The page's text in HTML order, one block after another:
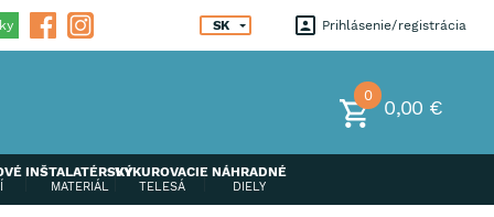
Prihlásenie registrácia
SK
0
0,00 €
INŠTALATÉRSKÝ
MATERIÁL
VYKUROVACIE
TELESÁ
NÁHRADNÉ
DIELY